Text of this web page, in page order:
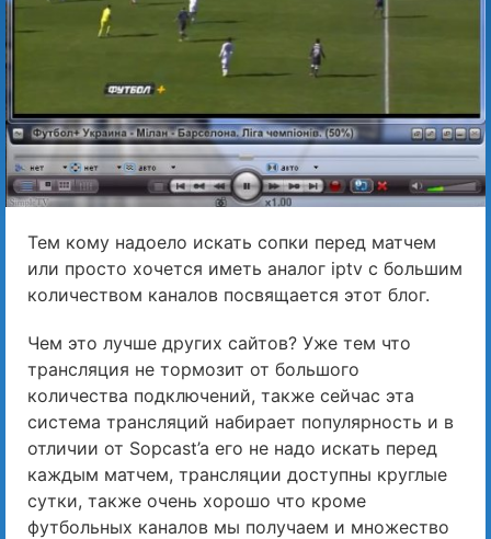
Тем кому надоело искать сопки перед матчем
или просто хочется иметь аналог iptv с большим
количеством каналов посвящается этот блог.
Чем это лучше других сайтов? Уже тем что
трансляция не тормозит от большого
количества подключений, также сейчас эта
система трансляций набирает популярность и в
отличии от Sopcast’a его не надо искать перед
каждым матчем, трансляции доступны круглые
сутки, также очень хорошо что кроме
футбольных каналов мы получаем и множество